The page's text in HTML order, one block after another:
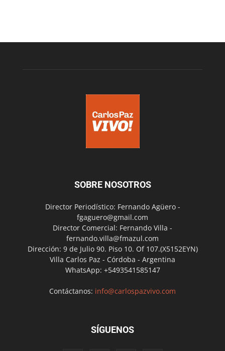
SOBRE NOSOTROS
Director Periodístico: Fernando Agüero -
fgaguero@gmail.com
Director Comercial: Fernando Villa -
fernando.villa@fmazul.com
Dirección: 9 de Julio 90. Piso 10. Of 107.(X5152EYN)
Villa Carlos Paz - Córdoba - Argentina
WhatsApp: +5493541585147
Contáctanos: info@carlospazvivo.com
SÍGUENOS